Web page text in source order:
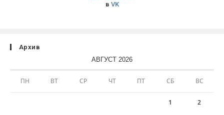
в VK
Архив
АВГУСТ 2026
ПН ВТ СР ЧТ ПТ СБ ВС
1 2